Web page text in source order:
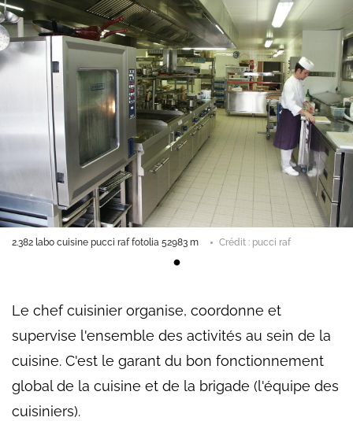
2.382 labo cuisine pucci raf fotolia 52983 m Crédit : pucci raf
Le chef cuisinier organise, coordonne et
supervise l'ensemble des activités au sein de la
cuisine. C'est le garant du bon fonctionnement
global de la cuisine et de la brigade (l'équipe des
cuisiniers).